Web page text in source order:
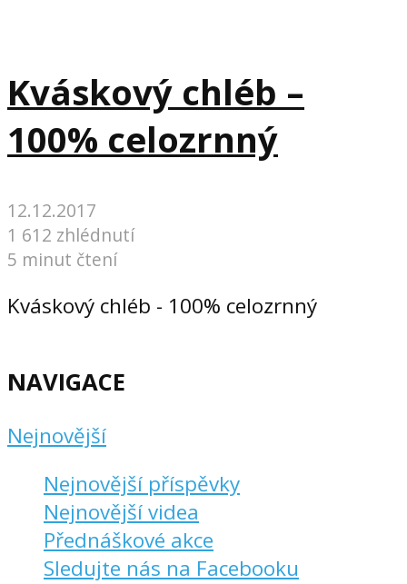
Kváskový chléb –
100% celozrnný
12.12.2017
1 612 zhlédnutí
5 minut čtení
Kváskový chléb - 100% celozrnný
NAVIGACE
Nejnovější
Nejnovější příspěvky
Nejnovější videa
Přednáškové akce
Sledujte nás na Facebooku